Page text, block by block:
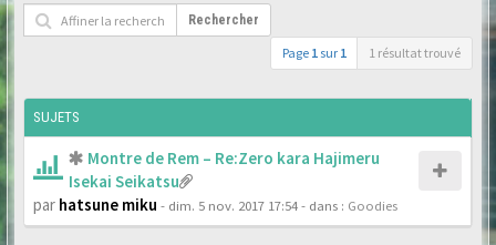
Rechercher
Page 1 sur 1 1 résultat trouvé
SUJETS
Montre de Rem – Re:Zero kara Hajimeru
Isekai Seikatsu
par hatsune miku - dim. 5 nov. 2017 17:54- dans : Goodies